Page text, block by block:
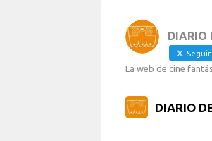
DIARIO
Seguir
La web de cine
DIARIO